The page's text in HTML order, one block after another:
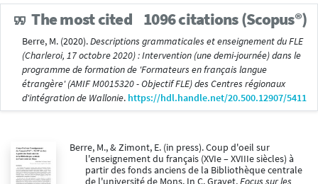
The most cited 1096 citations (Scopus®)
Berre, M. (2020).Descriptions grammaticales et enseignement du FLE
(Charleroi, 17 octobre 2020) : Intervention (une demi-journée) dans le
programme de formation de 'Formateurs en français langue
étrangère' (AMIF M0015320 - Objectif FLE) des Centres régionaux
d'intégration de Wallonie. https://hdl.handle.net/20.500.12907/5411
Berre, M., & Zimont, E. (in press). Coup d'oeil sur
l'enseignement du français (XVIe – XVIIIe siècles) à
partir des fonds anciens de la Bibliothèque centrale
de l'université de Mons. In C. Gravet,Focus sur les